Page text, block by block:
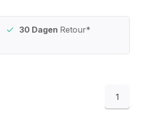
30 Dagen Retour*
1